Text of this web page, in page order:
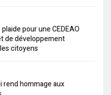
pour une CEDEAO
de développement
citoyens
rend hommage aux